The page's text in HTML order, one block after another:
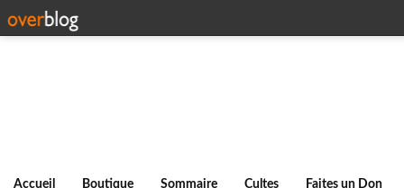
Accueil Boutique Sommaire Cultes Faites un Don